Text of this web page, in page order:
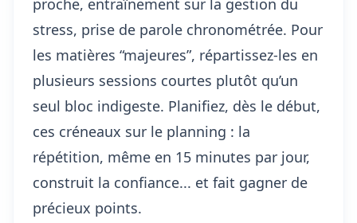
proche, entraînement sur la gestion du
stress, prise de parole chronométrée. Pour
les matières “majeures”, répartissez-les en
plusieurs sessions courtes plutôt qu’un
seul bloc indigeste. Planifiez, dès le début,
ces créneaux sur le planning : la
répétition, même en 15 minutes par jour,
construit la confiance... et fait gagner de
précieux points.